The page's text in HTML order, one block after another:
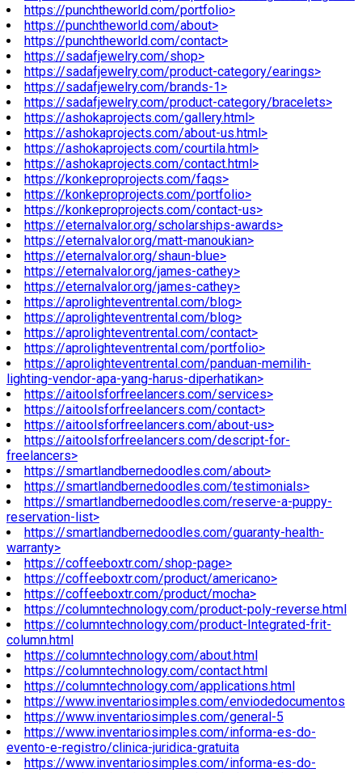
https://punchtheworld.com/portfolio>
https://punchtheworld.com/about>
https://punchtheworld.com/contact>
https://sadafjewelry.com/shop>
https://sadafjewelry.com/product-category/earings>
https://sadafjewelry.com/brands-1>
https://sadafjewelry.com/product-category/bracelets>
https://ashokaprojects.com/gallery.html>
https://ashokaprojects.com/about-us.html>
https://ashokaprojects.com/courtila.html>
https://ashokaprojects.com/contact.html>
https://konkeproprojects.com/faqs>
https://konkeproprojects.com/portfolio>
https://konkeproprojects.com/contact-us>
https://eternalvalor.org/scholarships-awards>
https://eternalvalor.org/matt-manoukian>
https://eternalvalor.org/shaun-blue>
https://eternalvalor.org/james-cathey>
https://eternalvalor.org/james-cathey>
https://aprolighteventrental.com/blog>
https://aprolighteventrental.com/blog>
https://aprolighteventrental.com/contact>
https://aprolighteventrental.com/portfolio>
https://aprolighteventrental.com/panduan-memilih-
lighting-vendor-apa-yang-harus-diperhatikan>
https://aitoolsforfreelancers.com/services>
https://aitoolsforfreelancers.com/contact>
https://aitoolsforfreelancers.com/about-us>
https://aitoolsforfreelancers.com/descript-for-
freelancers>
https://smartlandbernedoodles.com/about>
https://smartlandbernedoodles.com/testimonials>
https://smartlandbernedoodles.com/reserve-a-puppy-
reservation-list>
https://smartlandbernedoodles.com/guaranty-health-
warranty>
https://coffeeboxtr.com/shop-page>
https://coffeeboxtr.com/product/americano>
https://coffeeboxtr.com/product/mocha>
https://columntechnology.com/product-poly-reverse.html
https://columntechnology.com/product-Integrated-frit-
column.html
https://columntechnology.com/about.html
https://columntechnology.com/contact.html
https://columntechnology.com/applications.html
https://www.inventariosimples.com/enviodedocumentos
https://www.inventariosimples.com/general-5
https://www.inventariosimples.com/informa-es-do-
evento-e-registro/clinica-juridica-gratuita
https://www.inventariosimples.com/informa-es-do-